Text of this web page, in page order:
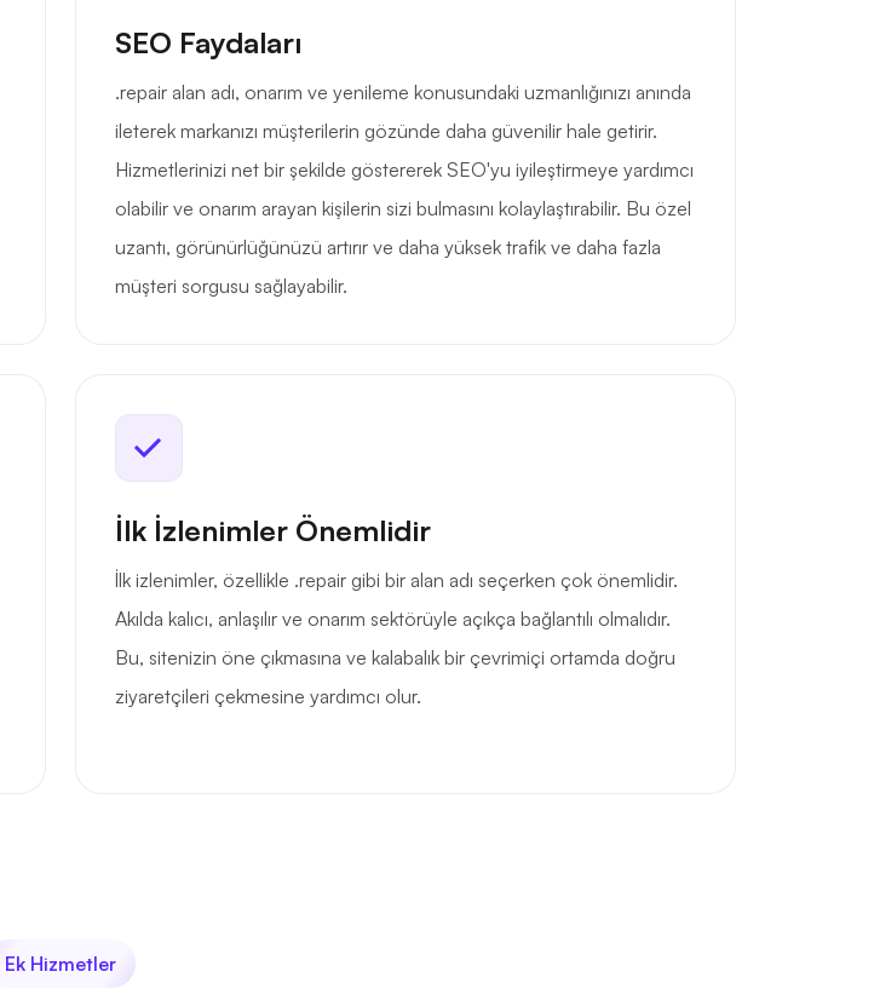
SEO Faydaları
.repair alan adı, onarım ve yenileme konusundaki uzmanlığınızı anında
ileterek markanızı müşterilerin gözünde daha güvenilir hale getirir.
Hizmetlerinizi net bir şekilde göstererek SEO'yu iyileştirmeye yardımcı
olabilir ve onarım arayan kişilerin sizi bulmasını kolaylaştırabilir. Bu özel
uzantı, görünürlüğünüzü artırır ve daha yüksek trafik ve daha fazla
müşteri sorgusu sağlayabilir.
İlk İzlenimler Önemlidir
İlk izlenimler, özellikle .repair gibi bir alan adı seçerken çok önemlidir.
Akılda kalıcı, anlaşılır ve onarım sektörüyle açıkça bağlantılı olmalıdır.
Bu, sitenizin öne çıkmasına ve kalabalık bir çevrimiçi ortamda doğru
ziyaretçileri çekmesine yardımcı olur.
Ek Hizmetler